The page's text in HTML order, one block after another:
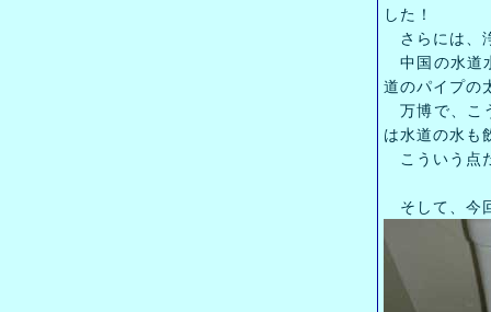
した！
さらには、
中国の水道
道のパイプ
万博で、こ
は水道の水も
こういう点
そして、今